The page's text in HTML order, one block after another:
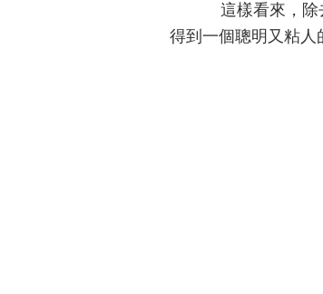
這樣看來，除
得到一個聰明又粘